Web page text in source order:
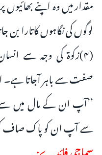
لوگوں کی نگاہوں کاتارا بن
(۴)زکوۃ کی وجہ سے
صفت سے باہر آجاتا ہے۔
’’آپ ان کے مال میں
سے آپ ان کو پاک صاف